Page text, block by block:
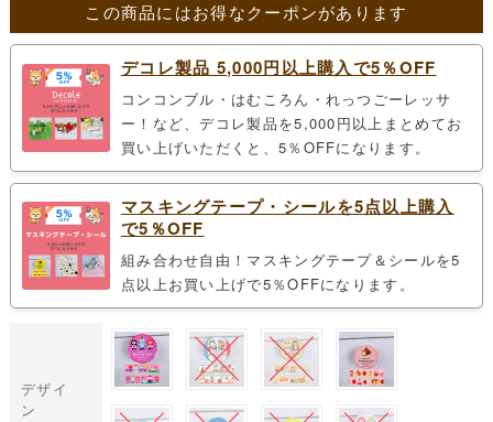
た。 す。
この商品にはお得なクーポンがあります
デコレ製品 5,000円以上購入で5％OFF
コンコンブル・はむころん・れっつごーレッサ
ー！など、デコレ製品を5,000円以上まとめてお
買い上げいただくと、5％OFFになります。
マスキングテープ・シールを5点以上購入
で5％OFF
組み合わせ自由！マスキングテープ＆シールを5
点以上お買い上げで5％OFFになります。
デザイ
ン